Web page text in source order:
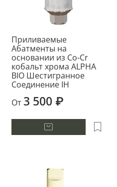
Приливаемые
Абатменты на
основании из Co-Cr
кобальт хрома ALPHA
BIO Шестигранное
Соединение IH
От 3 500 ₽